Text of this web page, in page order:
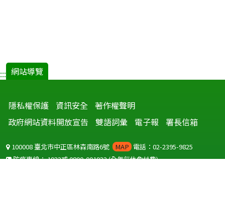
::: 網站導覽
隱私權保護 資訊安全 著作權聲明
政府網站資料開放宣告
雙語詞彙 電子報 署長信箱
100008 臺北市中正區林森南路6號 MAP 電話：02-2395-9825
防疫專線：1922或0800-001922(全年無休免付費)